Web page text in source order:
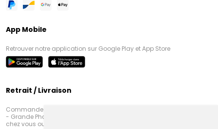
App Mobile
Retrouver notre application sur Google Play et App Store
Retrait / Livraison
Commandez en ligne et venez chercher votre commande à Amiens
- Grande Pharmacie d’Amiens (Fachon) ou recevez-là rapidement
chez vous ou en point retrait